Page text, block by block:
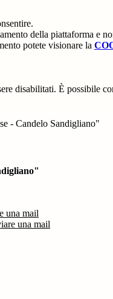
della piattaforma e
potete visionare la
disabilitati. È possibile
- Candelo Sandigliano"
una mail
una mail